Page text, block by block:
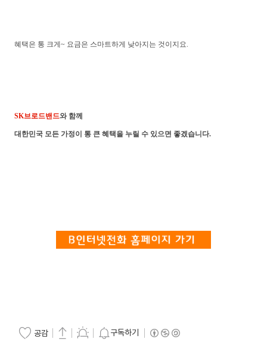
혜택은 통 크게~ 요금은 스마트하게 낮아지는 것이지요.
SK브로드밴드와 함께
대한민국 모든 가정이 통 큰 혜택을 누릴 수 있으면 좋겠습니다.
공감 구독하기